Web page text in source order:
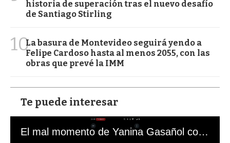
historia de superación tras el nuevo desafío
de Santiago Stirling
10La basura de Montevideo seguirá yendo a
Felipe Cardoso hasta al menos 2055, con las
obras que prevé la IMM
Te puede interesar
El mal momento de Yanina Gasañol con un hincha argentino en "Subrayado"